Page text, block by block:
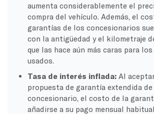
aumenta considerablemente el
compra del vehículo. Además, el
garantías de los concesionarios
con la antigüedad y el kilometraje
que las hace aún más caras para
usados.
Tasa de interés inflada: Al
propuesta de garantía extendida de
concesionario, el costo de la
añadirse a su pago mensual